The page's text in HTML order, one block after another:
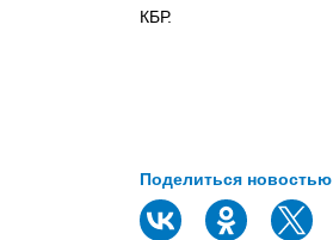
КБР.
Поделиться новостью